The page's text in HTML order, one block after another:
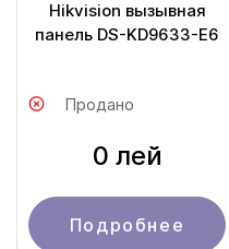
Hikvision вызывная
панель DS-KD9633-E6
Продано
0 лей
Подробнее